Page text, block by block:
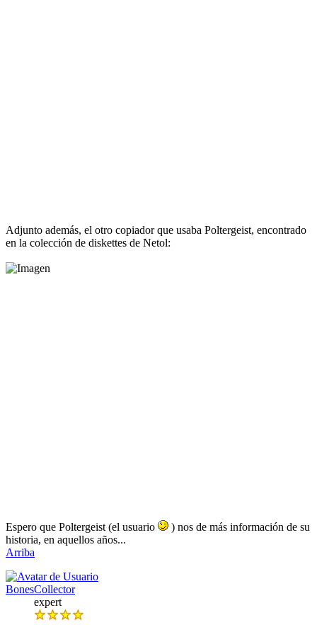
Adjunto además, el otro copiador que usaba Poltergeist, encontrado
en la colección de diskettes de Netol:
Espero que Poltergeist (el usuario
) nos de más información de su
historia, en aquellos años...
Arriba
BonesCollector
expert